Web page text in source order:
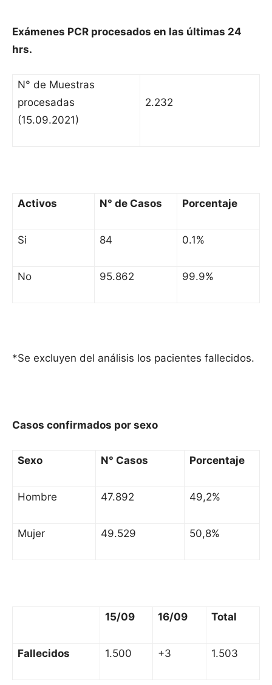
Exámenes PCR procesados en las últimas 24
hrs.
N° de Muestras
procesadas
(15.09.2021)
2.232
Activos N° de Casos Porcentaje
Si 84 0.1%
No 95.862 99.9%
*Se excluyen del análisis los pacientes fallecidos.
Casos confirmados por sexo
Sexo N° Casos Porcentaje
Hombre 47.892 49,2%
Mujer 49.529 50,8%
15/09 16/09 Total
Fallecidos 1.500 +3 1.503